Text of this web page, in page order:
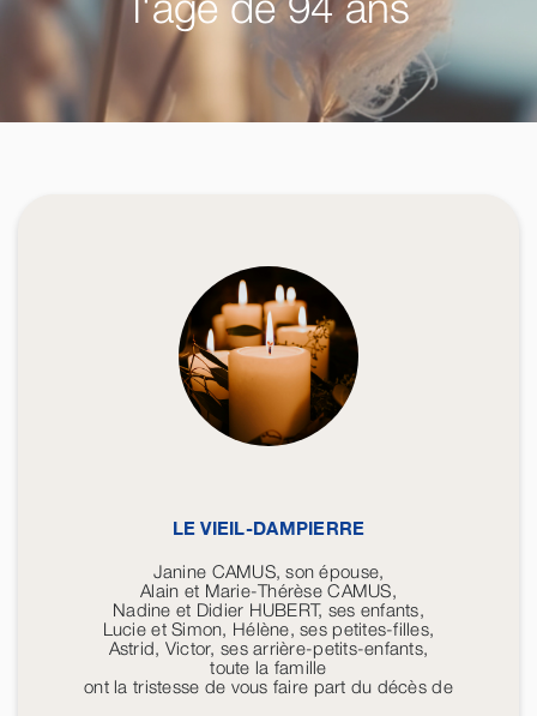
LE VIEIL-DAMPIERRE
Janine CAMUS, son épouse,
Alain et Marie-Thérèse CAMUS,
Nadine et Didier HUBERT, ses enfants,
Lucie et Simon, Hélène, ses petites-filles,
Astrid, Victor, ses arrière-petits-enfants,
toute la famille
ont la tristesse de vous faire part du décès de